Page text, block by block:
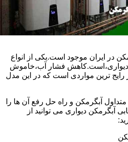
در ایران موجود است.یکی از انواع
دیواری،است.کاهش فشار آب،خاموش
ترین مواردی است که در این مدل
آبگرمکن و راه حل رفع آن ها را
آبگرمکن دیواری می توانید از